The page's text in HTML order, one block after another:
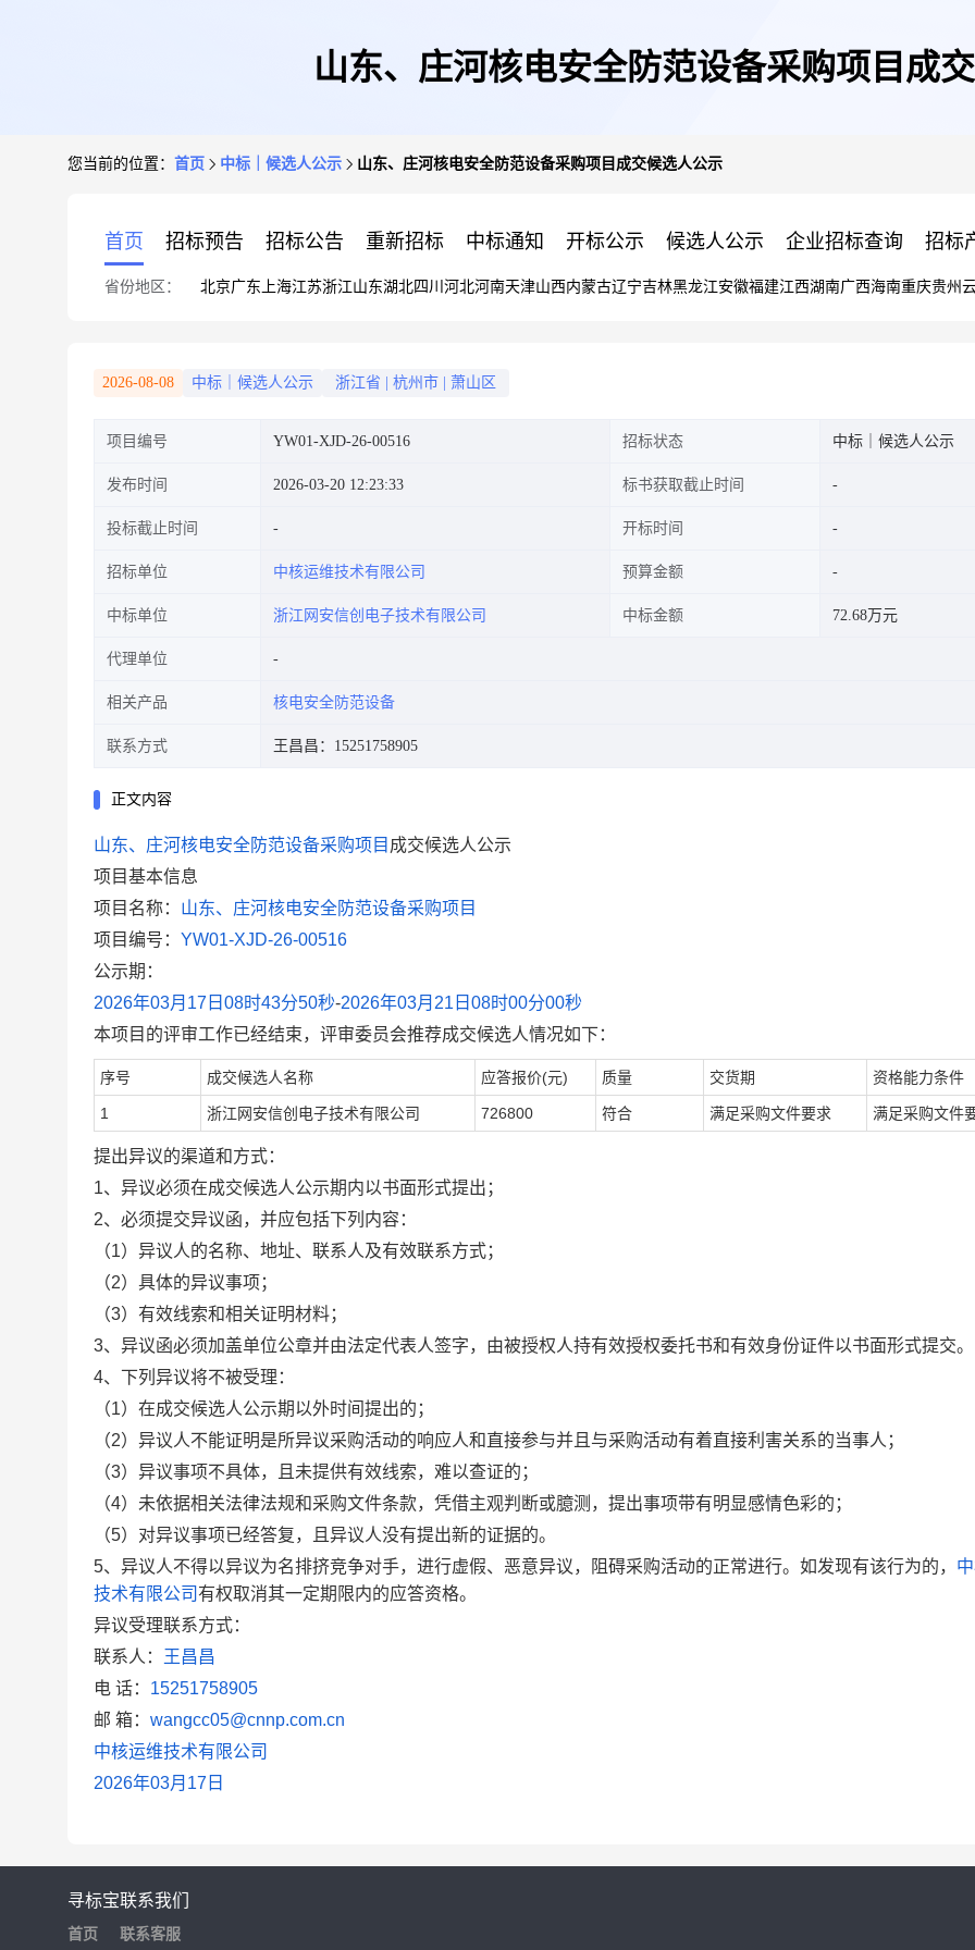
山东、庄河核电安全防范设备采购项目成
您当前的位置： 首页 中标｜候选人公示 山东、庄河核电安全防范设备采购项目成交候选人公示
首页 招标预告 招标公告 重新招标 中标通知 开标公示 候选人公示 企业招标查询 招标
省份地区： 北京广东 上海江苏浙江山东湖北四川 河北河南天津山西内蒙古辽宁吉林黑龙江安徽福建江西湖南广西海南重庆贵州
2026-08-08 中标｜候选人公示 浙江省 杭州市 萧山区
项目编号 YW01-XJD-26-00516 招标状态 中标｜候选人公示
发布时间 2026-03-20 12:23:33 标书获取截止时间
投标截止时间 开标时间
招标单位 中核运维技术有限公司 预算金额
中标单位 浙江网安信创电子技术有限公司 中标金额 72.68万元
代理单位
相关产品 核电安全防范设备
联系方式 王昌昌：15251758905
正文内容
山东、庄河核电安全防范设备采购项目 成交候选人公示
项目基本信息
项目名称： 山东、庄河核电安全防范设备采购项目
项目编号： YW01-XJD-26-00516
公示期：
2026年03月17日08时43分50秒-2026年03月21日08时00分00秒
本项目的评审工作已经结束，评审委员会推荐成交候选人情况如下：
序号 成交候选人名称 应答报价(元) 质量 交货期 资格能力条件
1 浙江网安信创电子技术有限公司 726800 符合 满足采购文件要求 满足采购文件
提出异议的渠道和方式：
1、异议必须在成交候选人公示期内以书面形式提出；
2、必须提交异议函，并应包括下列内容：
（1）异议人的名称、地址、联系人及有效联系方式；
（2）具体的异议事项；
（3）有效线索和相关证明材料；
3、异议函必须加盖单位公章并由法定代表人签字，由被授权人持有效授权委托书和有效身份证件以书面形式提交。
4、下列异议将不被受理：
（1）在成交候选人公示期以外时间提出的；
（2）异议人不能证明是所异议采购活动的响应人和直接参与并且与采购活动有着直接利害关系的当事人；
（3）异议事项不具体，且未提供有效线索，难以查证的；
（4）未依据相关法律法规和采购文件条款，凭借主观判断或臆测，提出事项带有明显感情色彩的；
（5）对异议事项已经答复，且异议人没有提出新的证据的。
5、异议人不得以异议为名排挤竞争对手，进行虚假、恶意异议，阻碍采购活动的正常进行。如发现有该行为的，
技术有限公司有权取消其一定期限内的应答资格。
异议受理联系方式：
联系人：
王昌昌
电 话： 15251758905
邮 箱： wangcc05@cnnp.com.cn
中核运维技术有限公司
2026年03月17日
寻标宝
首页
联系我们
联系客服